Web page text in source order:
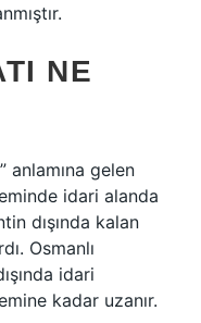
NE
anlamına gelen
idari alanda
dışında kalan
Osmanlı
idari
kadar uzanır.